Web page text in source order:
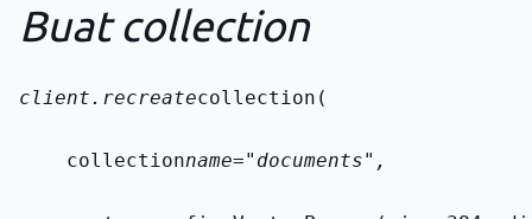
Buat collection
client.recreatecollection(
    collection
name="documents",